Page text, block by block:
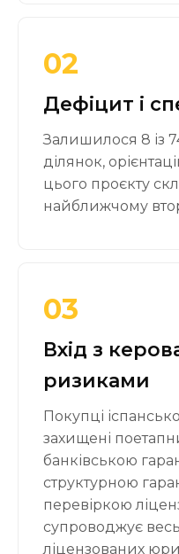
02
Дефіцит і
Залишилося 8 із
ділянок,
цього проєкту
найближчому
03
Вхід з
ризиками
Покупці
захищені
банківською
структурною
перевіркою
супроводжує
ліцензованих